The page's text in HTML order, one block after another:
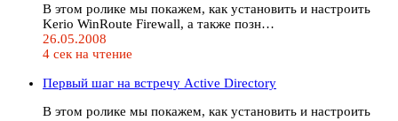
В этом ролике мы покажем, как установить и настроить
Kerio WinRoute Firewall, а также позн…
26.05.2008
4 сек на чтение
Первый шаг на встречу Active Directory
В этом ролике мы покажем, как установить и настроить